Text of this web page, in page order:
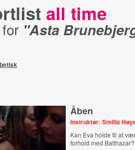
all time
"Asta
Åben
Instruktør: Smilla
Kan Eva holde til at
forhold med Balthazar?